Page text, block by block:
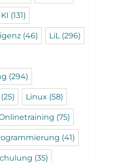
KI (131)
(46) LiL(296)
(294)
(25) Linux (58)
(75)
(41)
(35)